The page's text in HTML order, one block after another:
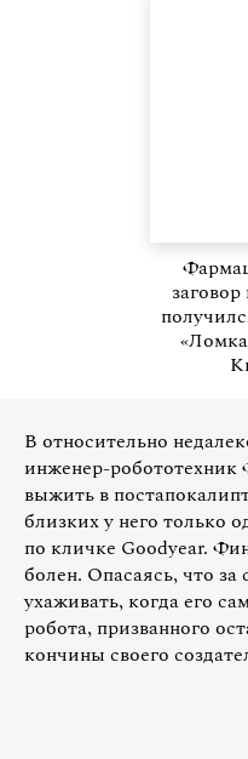
В относительно
инженер-робототехник
выжить в
близких у него только
по кличке Goodyear.
болен. Опасаясь, что
ухаживать, когда его
робота, призванного
кончины своего